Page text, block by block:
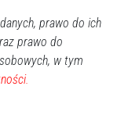
,
prawo do ich
prawo do
w tym